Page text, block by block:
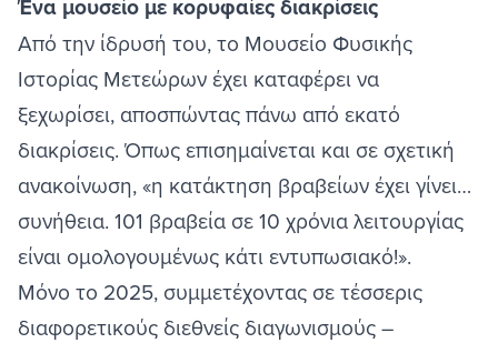
Ένα μουσείο με κορυφαίες διακρίσεις
Από την ίδρυσή του, το Μουσείο Φυσικής
Ιστορίας Μετεώρων έχει καταφέρει να
ξεχωρίσει, αποσπώντας πάνω από εκατό
διακρίσεις. Όπως επισημαίνεται και σε σχετική
ανακοίνωση, «η κατάκτηση βραβείων έχει γίνει…
συνήθεια. 101 βραβεία σε 10 χρόνια λειτουργίας
είναι ομολογουμένως κάτι εντυπωσιακό!».
Μόνο το 2025, συμμετέχοντας σε τέσσερις
διαφορετικούς διεθνείς διαγωνισμούς –